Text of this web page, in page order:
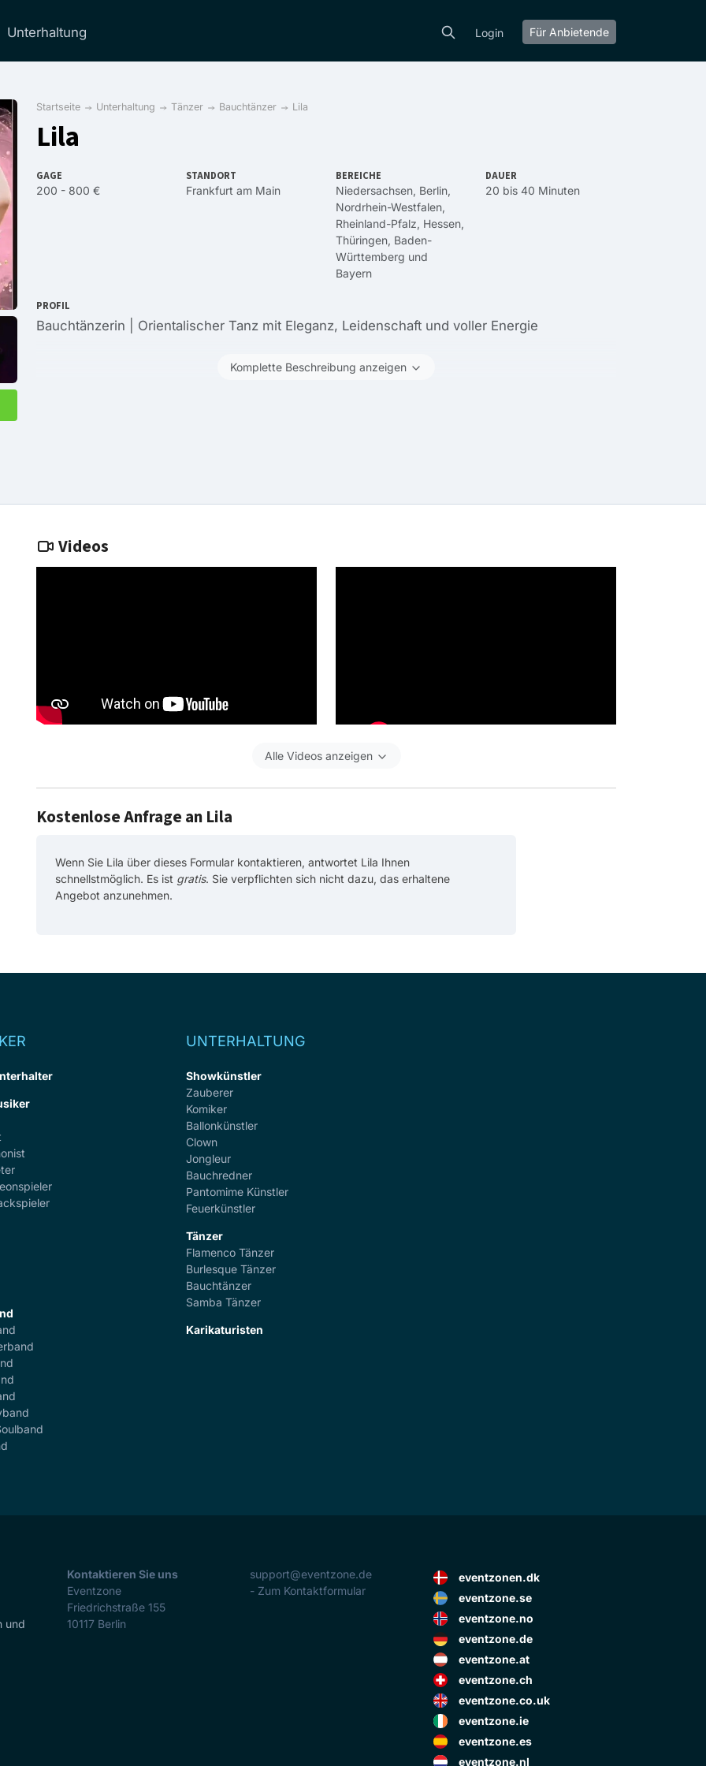
Unterhaltung Login Für Anbietende
Startseite Unterhaltung Tänzer Bauchtänzer Lila
Lila
GAGE
200 - 800 €
STANDORT
Frankfurt am Main
BEREICHE
Niedersachsen, Berlin,
Nordrhein-Westfalen,
Rheinland-Pfalz, Hessen,
Thüringen, Baden-
Württemberg und
Bayern
DAUER
20 bis 40 Minuten
PROFIL
Bauchtänzerin | Orientalischer Tanz mit Eleganz, Leidenschaft und voller Energie
Komplette Beschreibung anzeigen
Videos
Alle Videos anzeigen
Kostenlose Anfrage an Lila
Wenn Sie Lila über dieses Formular kontaktieren, antwortet Lila Ihnen
schnellstmöglich. Es ist gratis. Sie verpflichten sich nicht dazu, das erhaltene
Angebot anzunehmen.
UNTERHALTUNG
Showkünstler
Zauberer
Komiker
Ballonkünstler
Clown
Jongleur
Bauchredner
Pantomime Künstler
Feuerkünstler
Tänzer
Flamenco Tänzer
Burlesque Tänzer
Bauchtänzer
Samba Tänzer
Karikaturisten
und
Kontaktieren Sie uns
Eventzone
Friedrichstraße 155
10117 Berlin
support@eventzone.de
- Zum Kontaktformular
eventzonen.dk
eventzone.se
eventzone.no
eventzone.de
eventzone.at
eventzone.ch
eventzone.co.uk
eventzone.ie
eventzone.es
eventzone.nl